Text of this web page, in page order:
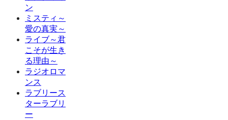
ン
ミスティ～
愛の真実～
ライブ～君
こそが生き
る理由～
ラジオロマ
ンス
ラブリース
ターラブリ
ー